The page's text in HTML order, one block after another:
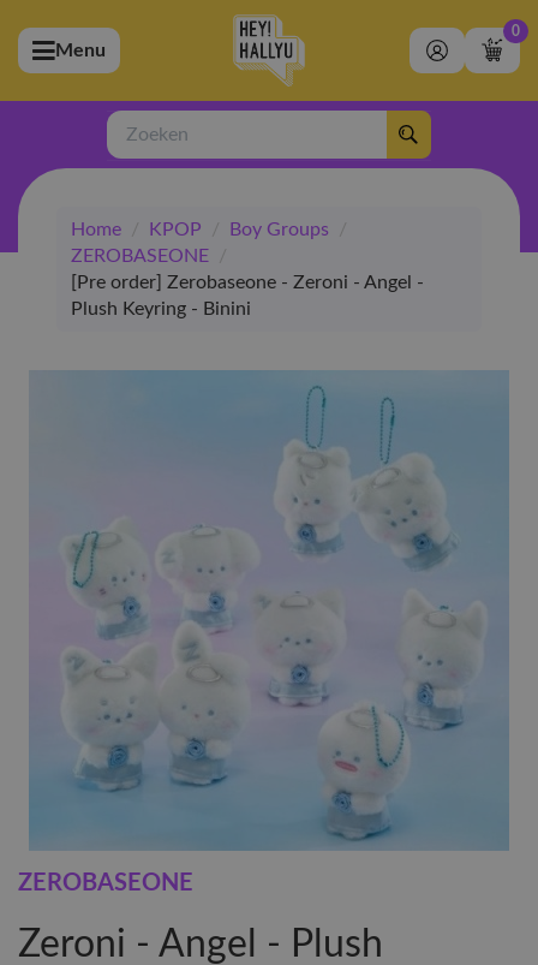
(Artiesten)
(Merchandise)
(Exclusive)
(Winkel)
Menu
0
Zoeken
Home / KPOP / Boy Groups
/
ZEROBASEONE
/
[Pre order] Zerobaseone - Zeroni - Angel -
Plush Keyring - Binini
ZEROBASEONE
Zeroni - Angel - Plush